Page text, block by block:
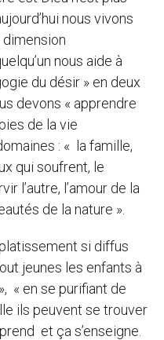
nous vivons
nous aide à
du désir » en deux
devons « apprendre
de la vie
: « la famille,
qui soufrent, le
l’autre, l’amour de la
de la nature ».
si diffus
jeunes les enfants à
« en se purifiant de
ils peuvent se trouver
et ça s’enseigne.